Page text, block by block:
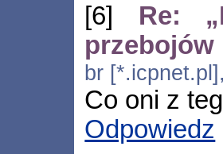
[6] Re:
przebojów
br
Co oni z
Odpowiedz